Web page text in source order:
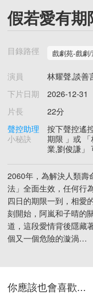
假若愛有期
目錄路徑 戲劇苑-戲劇
演員
林耀聲,談善
下片日期
2026-12-31
片長
22分
聲控助理
小秘訣
按下聲控遙
期限 」或
業,劉俊謙」
2060年，為解決人類壽
法」全面生效，任何行
四日的期限一到，相愛
刻開始，阿嵐和子晴的
道，這段愛情背後隱藏
個又一個危險的漩渦…
你應該也會喜歡...